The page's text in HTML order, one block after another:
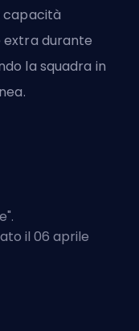
capacità
extra durante
la squadra in
".
il 06 aprile